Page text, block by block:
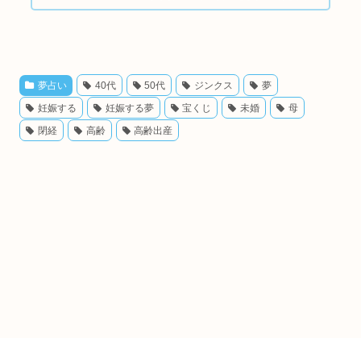
夢占い 40代 50代 ジンクス 夢
妊娠する 妊娠する夢 宝くじ 未婚
母
閉経
高齢 高齢出産